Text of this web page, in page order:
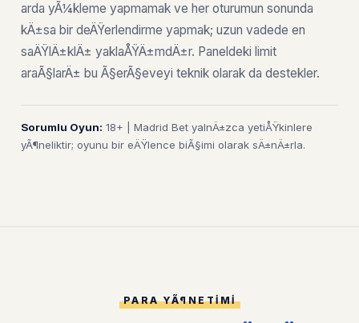
arda yÃ¼kleme yapmamak ve her oturumun sonunda
kÄ±sa bir deÄŸerlendirme yapmak; uzun vadede en
saÄŸlÄ±klÄ± yaklaÅŸÄ±mdÄ±r. Paneldeki limit
araÃ§larÄ± bu Ã§erÃ§eveyi teknik olarak da destekler.
Sorumlu Oyun: 18+ | Madrid Bet yalnÄ±zca yetiÅŸkinlere
yÃ¶neliktir; oyunu bir eÄŸlence biÃ§imi olarak sÄ±nÄ±rla.
PARA YÃ¶NETIMI